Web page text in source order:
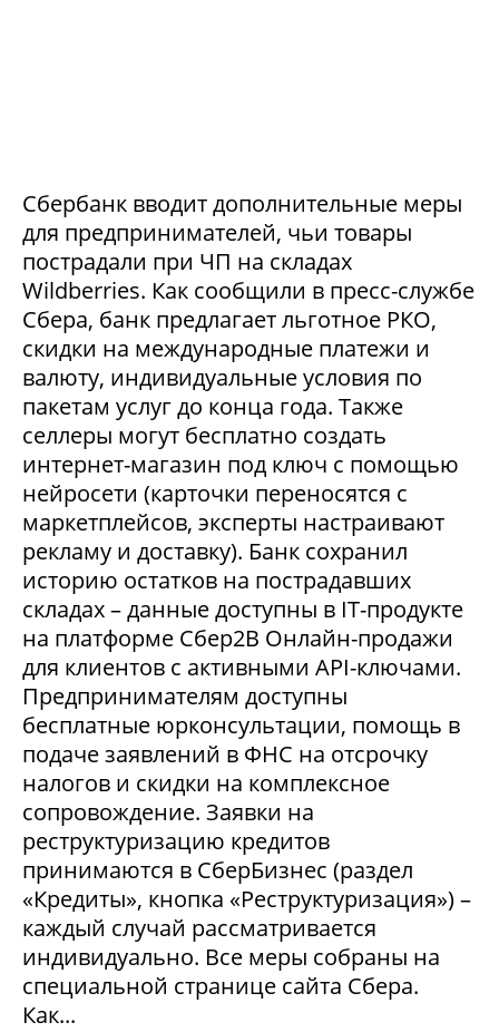
Сбербанк вводит дополнительные меры
для предпринимателей, чьи товары
пострадали при ЧП на складах
Wildberries. Как сообщили в пресс-службе
Сбера, банк предлагает льготное РКО,
скидки на международные платежи и
валюту, индивидуальные условия по
пакетам услуг до конца года. Также
селлеры могут бесплатно создать
интернет-магазин под ключ с помощью
нейросети (карточки переносятся с
маркетплейсов, эксперты настраивают
рекламу и доставку). Банк сохранил
историю остатков на пострадавших
складах – данные доступны в IT-продукте
на платформе Сбер2В Онлайн-продажи
для клиентов с активными API-ключами.
Предпринимателям доступны
бесплатные юрконсультации, помощь в
подаче заявлений в ФНС на отсрочку
налогов и скидки на комплексное
сопровождение. Заявки на
реструктуризацию кредитов
принимаются в СберБизнес (раздел
«Кредиты», кнопка «Реструктуризация») –
каждый случай рассматривается
индивидуально. Все меры собраны на
специальной странице сайта Сбера.
Как...